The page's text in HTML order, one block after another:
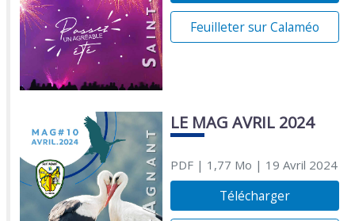
Feuilleter sur Calaméo
LE MAG AVRIL 2024
PDF| 1,77 Mo | 19 Avril 2024
Télécharger